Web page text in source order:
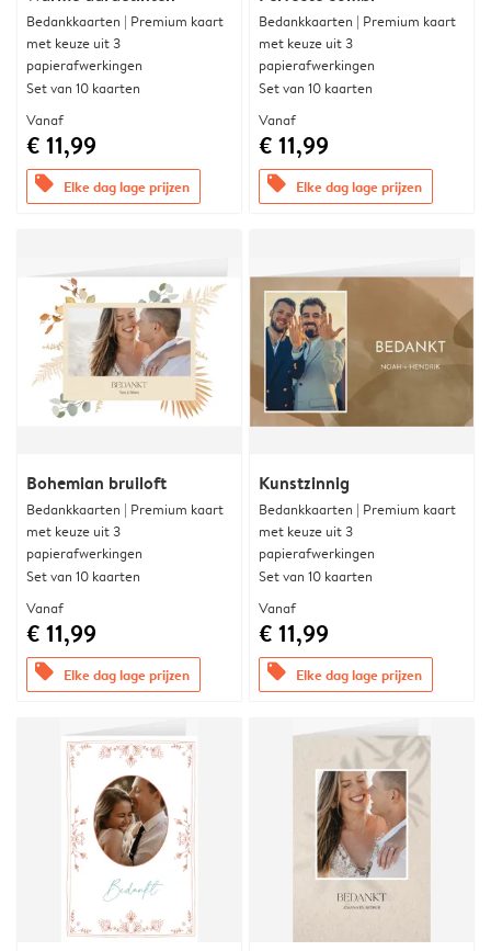
Bedankkaarten | Premium kaart
met keuze uit 3
papierafwerkingen
Set van 10 kaarten
Vanaf
€ 11,99
offers Elke dag lage prijzen
Bedankkaarten | Premium kaart
met keuze uit 3
papierafwerkingen
Set van 10 kaarten
Vanaf
€ 11,99
offers Elke dag lage prijzen
Bohemian bruiloft
Bedankkaarten | Premium kaart
met keuze uit 3
papierafwerkingen
Set van 10 kaarten
Vanaf
€ 11,99
offers Elke dag lage prijzen
Kunstzinnig
Bedankkaarten | Premium kaart
met keuze uit 3
papierafwerkingen
Set van 10 kaarten
Vanaf
€ 11,99
offers Elke dag lage prijzen